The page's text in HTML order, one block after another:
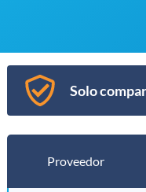
Solo
Proveedor